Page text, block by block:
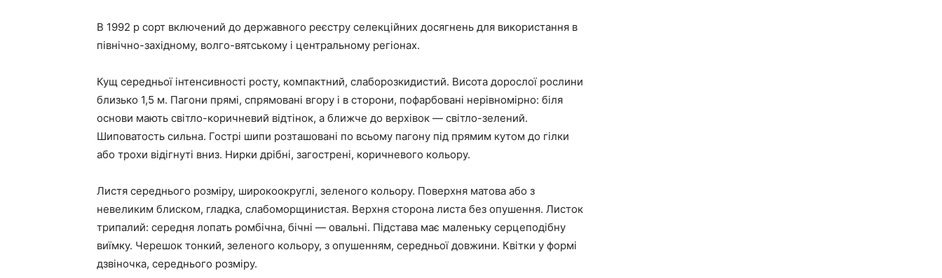
В 1992 р сорт включений до державного реєстру селекційних досягнень для використання в
північно-західному, волго-вятському і центральному регіонах.
Кущ середньої інтенсивності росту, компактний, слаборозкидистий. Висота дорослої рослини
близько 1,5 м. Пагони прямі, спрямовані вгору і в сторони, пофарбовані нерівномірно: біля
основи мають світло-коричневий відтінок, а ближче до верхівок — світло-зелений.
Шиповатость сильна. Гострі шипи розташовані по всьому пагону під прямим кутом до гілки
або трохи відігнуті вниз. Нирки дрібні, загострені, коричневого кольору.
Листя середнього розміру, широкоокруглі, зеленого кольору. Поверхня матова або з
невеликим блиском, гладка, слабоморщинистая. Верхня сторона листа без опушення. Листок
трипалий: середня лопать ромбічна, бічні — овальні. Підстава має маленьку серцеподібну
виїмку. Черешок тонкий, зеленого кольору, з опушенням, середньої довжини. Квітки у формі
дзвіночка, середнього розміру.